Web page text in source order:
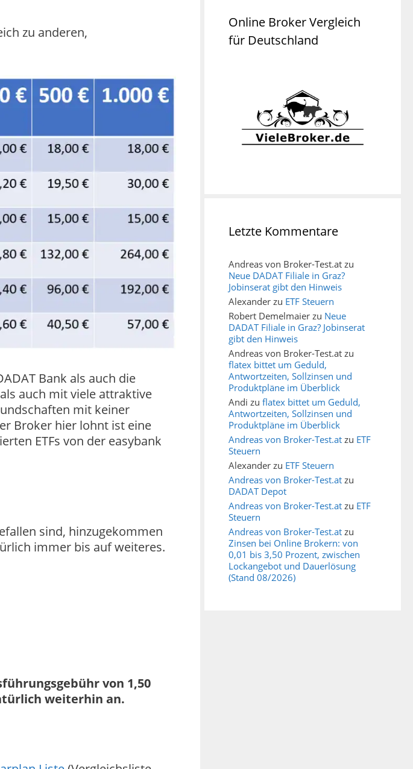
zu anderen,
Bank als auch die
auch mit viele attraktive
mit keiner
Broker hier lohnt ist eine
ETFs von der easybank
sind, hinzugekommen
immer bis auf weiteres.
von 1,50
weiterhin an.
Online Broker Vergleich
für Deutschland
Letzte Kommentare
Andreas von Broker-Test.at zu
Neue DADAT Filiale in Graz?
Jobinserat gibt den Hinweis
Alexander zu ETF Steuern
Robert Demelmaier zu Neue
DADAT Filiale in Graz? Jobinserat
gibt den Hinweis
Andreas von Broker-Test.at zu
flatex bittet um Geduld,
Antwortzeiten, Sollzinsen und
Produktpläne im Überblick
Andi zu flatex bittet um Geduld,
Antwortzeiten, Sollzinsen und
Produktpläne im Überblick
Andreas von Broker-Test.at zu ETF
Steuern
Alexander zu ETF Steuern
Andreas von Broker-Test.at zu
DADAT Depot
Andreas von Broker-Test.at zu ETF
Steuern
Andreas von Broker-Test.at zu
Zinsen bei Online Brokern: von
0,01 bis 3,50 Prozent, zwischen
Lockangebot und Dauerlösung
(Stand 08/2026)